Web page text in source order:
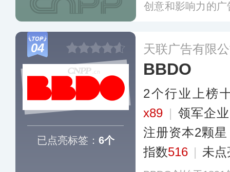
创意和影响力的
04
已点亮标签： 6个
天联广告有限
BBDO
2个行业上榜
x89 | 领军企
注册资本2颗星
指数516 | 未